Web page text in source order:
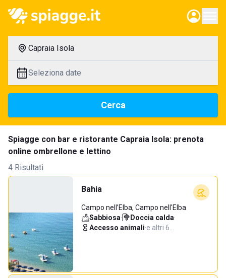
Capraia Isola
Seleziona date
Cerca
Spiagge con bar e ristorante Capraia Isola: prenota
online ombrellone e lettino
4 Risultati
Bahia
Campo nell’Elba, Campo nell'Elba
Sabbiosa· Doccia calda·
Accesso animali·e altri 6…